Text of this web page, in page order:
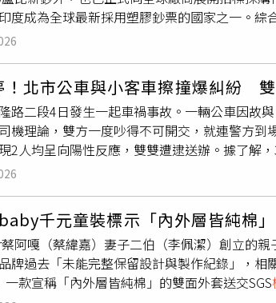
度成為全球最新採用塑膠鈔票的國家之一。
報導，印度儲備銀行旗下負責印製鈔票的印
EOI），邀請具備相關技術的國際廠商參與首
基材，其中兩種面額各配置3萬4,000令，每令
）負責印製測試鈔票。印度央行要求，
數字、磁性偽線、隱藏圖像及虹彩圖紋等安
規格。招標文件指出，本次採購僅供首波試辦
至延伸至更多面額鈔票，因此此次國際招標
。為避免涉及國家安全風險，印度此次招標
業務必須與印度專案完全隔離，不得使用來自
此外，來自與印度有陸地邊界國家的企業，也
標。除了安全要求外，投標廠商還須具備至
2萬400令、約占本次需求30%的能力，同時須
Tallow）及DNA成分。印度儲備銀行總
！北市公車與小客車擦撞爆糾紛
路二段4日發生一起車禍事故。一輛公車因故
機理論，雙方一度吵得不可開交，就連警方
2人均呈向陽性反應，雙雙遭逮送辦。據了解
靠區停等紅燈；綠燈起步時，與同向行駛由
雙方直接在大街上大吵，就連警方到場後仍無
服用4種減肥藥與保健食品，疑似因此才會導
事後也拒絕承認也吸毒情形，至於是否有毒駕
身心健康，更會影響駕駛人的判斷力、反應力
全。警方將持續強化毒品查緝，並對毒駕、酒
千元童裝標示「內外層皆純棉
阿嘎（蔡緯嘉）妻子二伯（李佩潔）創立的
牌過去「未能完整保留設計與製作紀錄」，
一款宣稱「內外層皆純棉」的雙面外套送交SGS